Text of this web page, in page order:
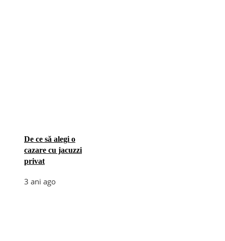
De ce să alegi o
cazare cu jacuzzi
privat
3 ani ago